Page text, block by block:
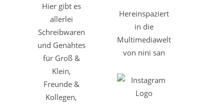
Hier gibt es
allerlei
Schreibwaren
und Genähtes
für Groß &
Klein,
Freunde &
Kollegen,
Hereinspaziert
in die
Multimediawelt
von nini san